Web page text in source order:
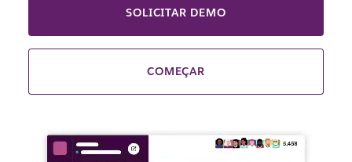
SOLICITAR DEMO
COMEÇAR